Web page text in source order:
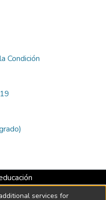
Condición
hasta 2026 -
services for